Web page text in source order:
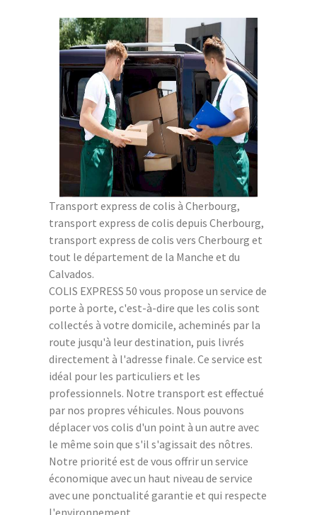
Transport express de colis à Cherbourg,
transport express de colis depuis Cherbourg,
transport express de colis vers Cherbourg et
tout le département de la Manche et du
Calvados.
COLIS EXPRESS 50 vous propose un service de
porte à porte, c'est-à-dire que les colis sont
collectés à votre domicile, acheminés par la
route jusqu'à leur destination, puis livrés
directement à l'adresse finale. Ce service est
idéal pour les particuliers et les
professionnels. Notre transport est effectué
par nos propres véhicules. Nous pouvons
déplacer vos colis d'un point à un autre avec
le même soin que s'il s'agissait des nôtres.
Notre priorité est de vous offrir un service
économique avec un haut niveau de service
avec une ponctualité garantie et qui respecte
l'environnement.